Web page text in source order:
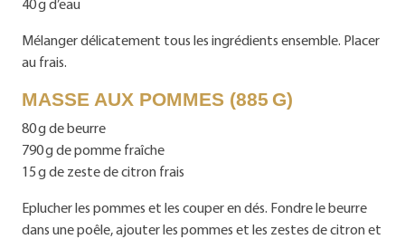
40 g d’eau
Mélanger délicatement tous les ingrédients ensemble. Placer
au frais.
MASSE AUX POMMES (885 G)
80 g de beurre
790 g de pomme fraîche
15 g de zeste de citron frais
Eplucher les pommes et les couper en dés. Fondre le beurre
dans une poêle, ajouter les pommes et les zestes de citron et